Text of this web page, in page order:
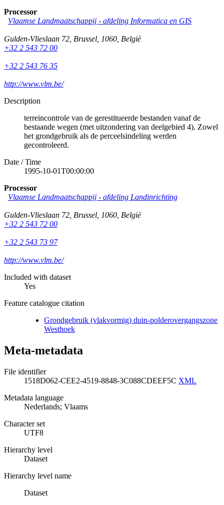
Processor
Vlaamse Landmaatschappij - afdeling Informatica en GIS
Gulden-Vlieslaan 72, Brussel, 1060, België
+32 2 543 72 00
+32 2 543 76 35
http://www.vlm.be/
Description
terreincontrole van de gerestitueerde bestanden vanaf de
bestaande wegen (met uitzondering van deelgebied 4). Zowel
het grondgebruik als de perceelsindeling werden
gecontroleerd.
Date / Time
1995-10-01T00:00:00
Processor
Vlaamse Landmaatschappij - afdeling Landinrichting
Gulden-Vlieslaan 72, Brussel, 1060, België
+32 2 543 72 00
+32 2 543 73 97
http://www.vlm.be/
Included with dataset
Yes
Feature catalogue citation
Grondgebruik (vlakvormig) duin-polderovergangszone
Westhoek
Meta-metadata
File identifier
1518D062-CEE2-4519-8848-3C088CDEEF5C XML
Metadata language
Nederlands; Vlaams
Character set
UTF8
Hierarchy level
Dataset
Hierarchy level name
Dataset